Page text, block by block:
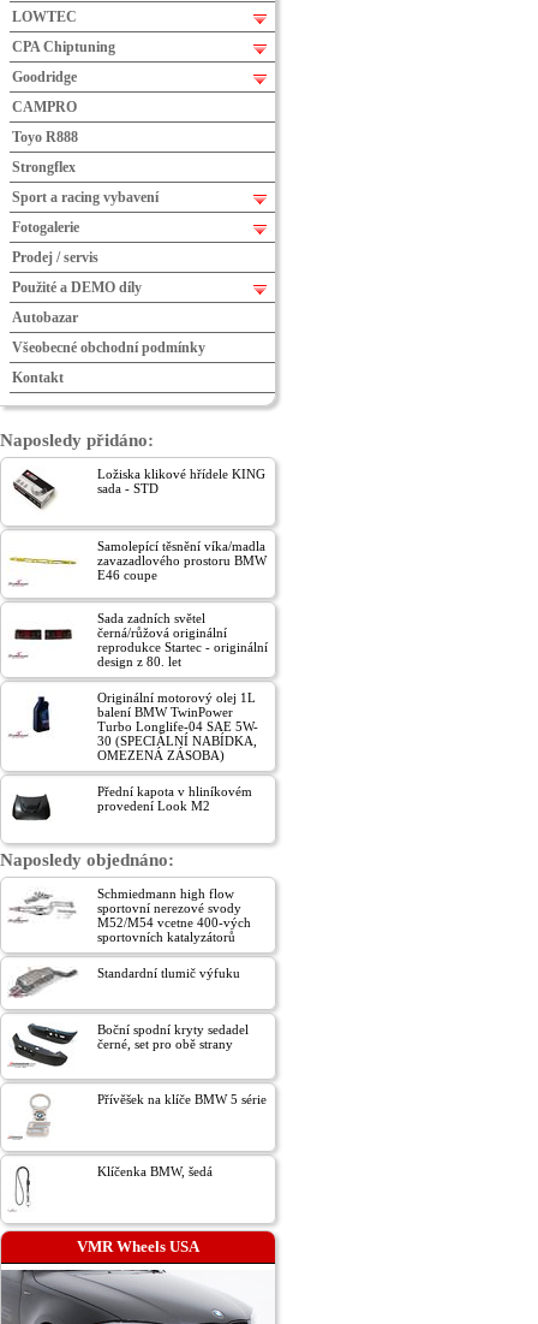
LOWTEC
CPA Chiptuning
Goodridge
CAMPRO
Toyo R888
Strongflex
Sport a racing vybavení
Fotogalerie
Prodej / servis
Použité a DEMO díly
Autobazar
Všeobecné obchodní podmínky
Kontakt
Naposledy přidáno:
Ložiska klikové hřídele KING
sada - STD
Samolepící těsnění víka/madla
zavazadlového prostoru BMW
E46 coupe
Sada zadních světel
černá/růžová originální
reprodukce Startec - originální
design z 80. let
Originální motorový olej 1L
balení BMW TwinPower
Turbo Longlife-04 SAE 5W-
30 (SPECIÁLNÍ NABÍDKA,
OMEZENÁ ZÁSOBA)
Přední kapota v hliníkovém
provedení Look M2
Naposledy objednáno:
Schmiedmann high flow
sportovní nerezové svody
M52/M54 vcetne 400-vých
sportovních katalyzátorů
Standardní tlumič výfuku
Boční spodní kryty sedadel
černé, set pro obě strany
Přívěšek na klíče BMW 5 série
Klíčenka BMW, šedá
VMR Wheels USA